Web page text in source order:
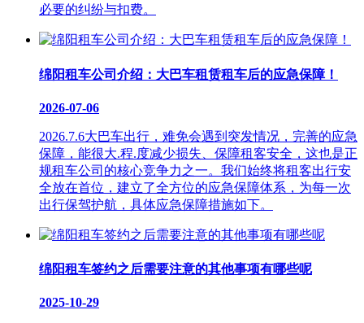
必要的纠纷与扣费。
绵阳租车公司介绍：大巴车租赁租车后的应急保障！
2026-07-06
2026.7.6大巴车出行，难免会遇到突发情况，完善的应急
保障，能很大.程.度减少损失、保障租客安全，这也是正
规租车公司的核心竞争力之一。我们始终将租客出行安
全放在首位，建立了全方位的应急保障体系，为每一次
出行保驾护航，具体应急保障措施如下。
绵阳租车签约之后需要注意的其他事项有哪些呢
2025-10-29